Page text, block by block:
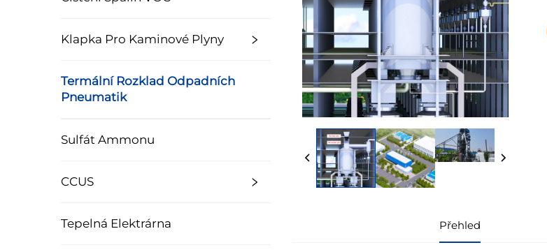
Klapka Pro Kaminové Plyny
Termální Rozklad Odpadních
Pneumatik
Sulfát Ammonu
CCUS
Tepelná Elektrárna Přehled